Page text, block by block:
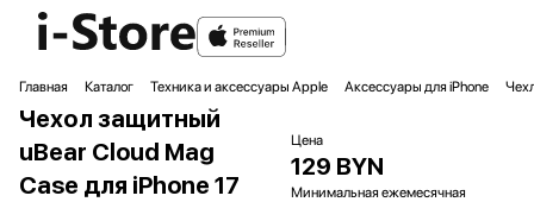
Главная Каталог Техника и аксессуары Apple Аксессуары для iPhone
Чехол защитный
uBear Cloud Mag
Case для iPhone 17
Цена
129 BYN
Минимальная ежемесячная